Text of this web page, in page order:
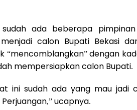
ada beberapa
calon Bupati Bekasi
“mencomblangkan” dengan
mempersiapkan calon Bupati.
ini sudah ada yang mau jadi
ucapnya.